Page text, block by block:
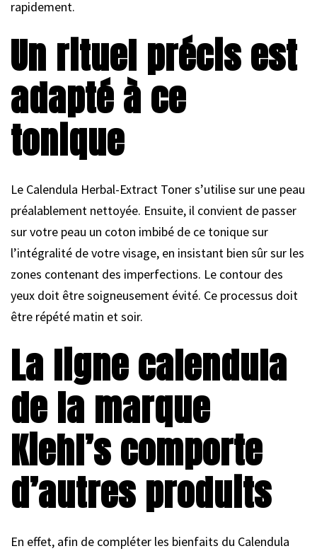
rapidement.
Un rituel précis est
adapté à ce
tonique
Le Calendula Herbal-Extract Toner s’utilise sur une peau
préalablement nettoyée. Ensuite, il convient de passer
sur votre peau un coton imbibé de ce tonique sur
l’intégralité de votre visage, en insistant bien sûr sur les
zones contenant des imperfections. Le contour des
yeux doit être soigneusement évité. Ce processus doit
être répété matin et soir.
La ligne calendula
de la marque
Kiehl’s comporte
d’autres produits
En effet, afin de compléter les bienfaits du Calendula